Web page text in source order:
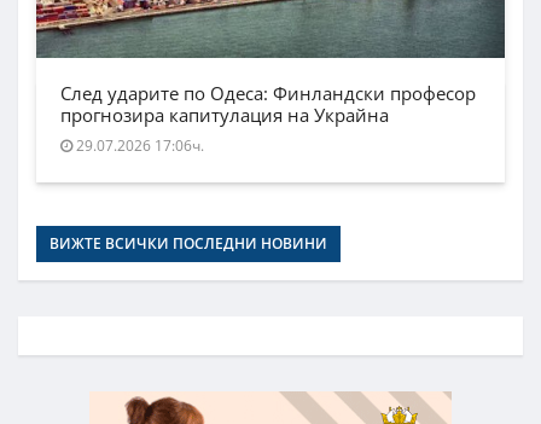
След ударите по Одеса: Финландски професор
прогнозира капитулация на Украйна
29.07.2026 17:06ч.
ВИЖТЕ ВСИЧКИ ПОСЛЕДНИ НОВИНИ